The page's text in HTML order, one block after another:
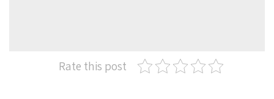
Rate this post